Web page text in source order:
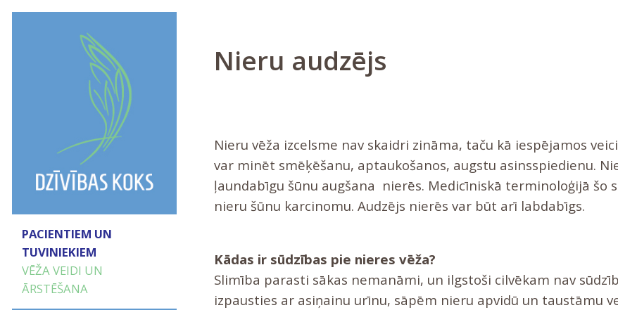
PACIENTIEM UN
TUVINIEKIEM
VĒŽA VEIDI UN
ĀRSTĒŠANA
Nieru audzējs
Nieru vēža izcelsme nav skaidri zināma, taču kā iespējamos
var minēt smēķēšanu, aptaukošanos, augstu asinsspiedienu.
ļaundabīgu šūnu augšana nierēs. Medicīniskā terminoloģijā šo
nieru šūnu karcinomu. Audzējs nierēs var būt arī labdabīgs.
Kādas ir sūdzības pie nieres vēža?
Slimība parasti sākas nemanāmi, un ilgstoši cilvēkam nav
izpausties ar asiņainu urīnu, sāpēm nieru apvidū un taustāmu